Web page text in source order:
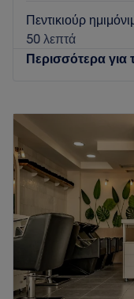
Πεντικιούρ
50 λεπτά
Περισσότερα για
Τετάρτη
Πέμπτη
Παρασκευή
Σάββατο
Κυριακή
Το Love Nails &
πολυχώρος
με την